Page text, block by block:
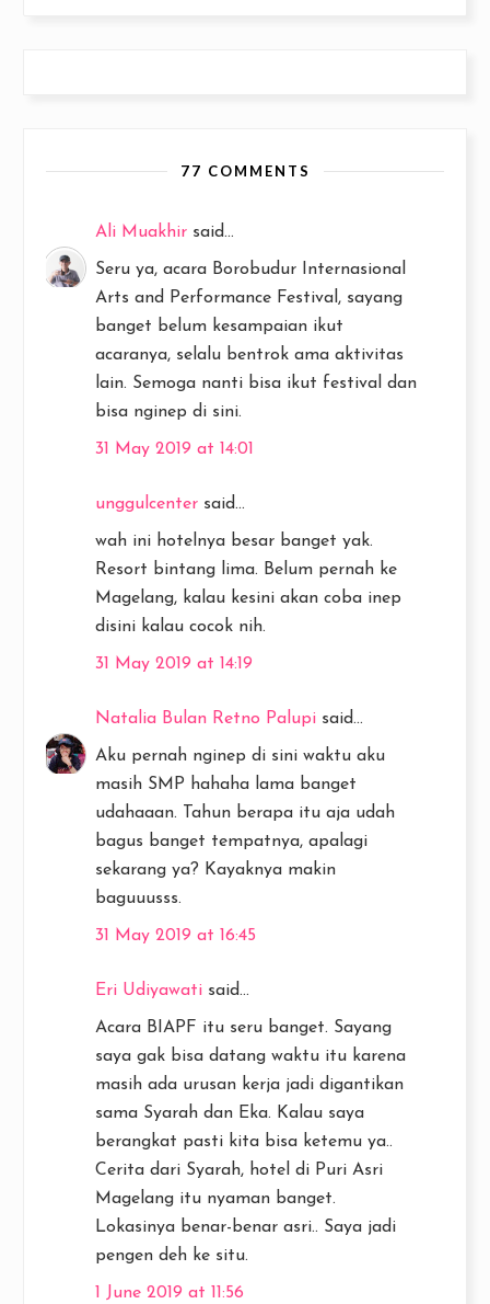
77 COMMENTS
Ali Muakhir said...
Seru ya, acara Borobudur Internasional
Arts and Performance Festival, sayang
banget belum kesampaian ikut
acaranya, selalu bentrok ama aktivitas
lain. Semoga nanti bisa ikut festival dan
bisa nginep di sini.
31 May 2019 at 14:01
unggulcenter said...
wah ini hotelnya besar banget yak.
Resort bintang lima. Belum pernah ke
Magelang, kalau kesini akan coba inep
disini kalau cocok nih.
31 May 2019 at 14:19
Natalia Bulan Retno Palupi said...
Aku pernah nginep di sini waktu aku
masih SMP hahaha lama banget
udahaaan. Tahun berapa itu aja udah
bagus banget tempatnya, apalagi
sekarang ya? Kayaknya makin
baguuusss.
31 May 2019 at 16:45
Eri Udiyawati said...
Acara BIAPF itu seru banget. Sayang
saya gak bisa datang waktu itu karena
masih ada urusan kerja jadi digantikan
sama Syarah dan Eka. Kalau saya
berangkat pasti kita bisa ketemu ya..
Cerita dari Syarah, hotel di Puri Asri
Magelang itu nyaman banget.
Lokasinya benar-benar asri.. Saya jadi
pengen deh ke situ.
1 June 2019 at 11:56